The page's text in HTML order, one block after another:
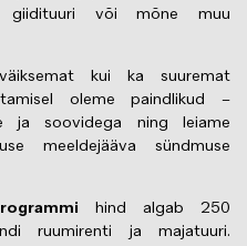
giidituuri või mõne muu
kui ka suuremat
oleme paindlikud –
ja soovidega ning leiame
meeldejääva sündmuse
hind algab 250
ruumirenti ja majatuuri.